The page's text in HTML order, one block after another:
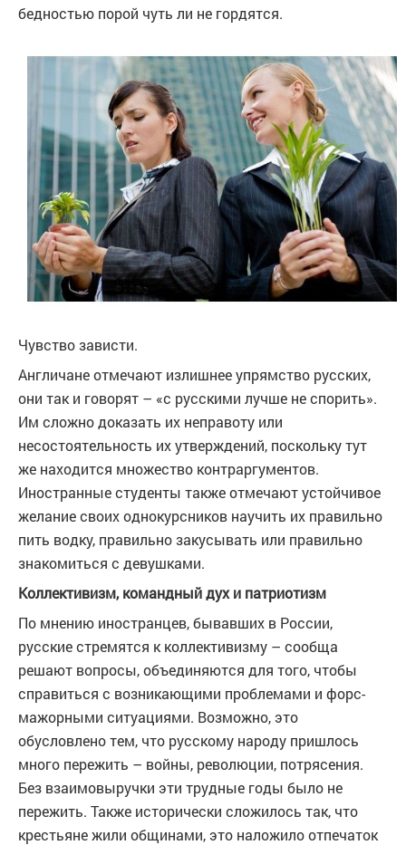
бедностью порой чуть ли не гордятся.
Чувство зависти.
Англичане отмечают излишнее упрямство русских,
они так и говорят – «с русскими лучше не спорить».
Им сложно доказать их неправоту или
несостоятельность их утверждений, поскольку тут
же находится множество контраргументов.
Иностранные студенты также отмечают устойчивое
желание своих однокурсников научить их правильно
пить водку, правильно закусывать или правильно
знакомиться с девушками.
Коллективизм, командный дух и патриотизм
По мнению иностранцев, бывавших в России,
русские стремятся к коллективизму – сообща
решают вопросы, объединяются для того, чтобы
справиться с возникающими проблемами и форс-
мажорными ситуациями. Возможно, это
обусловлено тем, что русскому народу пришлось
много пережить – войны, революции, потрясения.
Без взаимовыручки эти трудные годы было не
пережить. Также исторически сложилось так, что
крестьяне жили общинами, это наложило отпечаток